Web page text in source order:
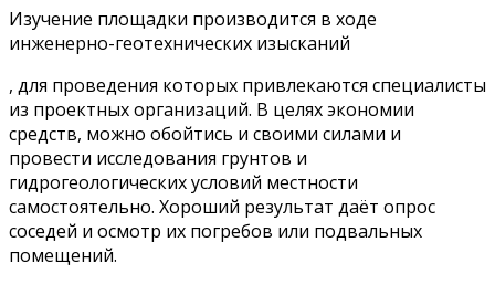
Изучение площадки производится в ходе
инженерно-геотехнических изысканий
, для проведения которых привлекаются специалисты
из проектных организаций. В целях экономии
средств, можно обойтись и своими силами и
провести исследования грунтов и
гидрогеологических условий местности
самостоятельно. Хороший результат даёт опрос
соседей и осмотр их погребов или подвальных
помещений.